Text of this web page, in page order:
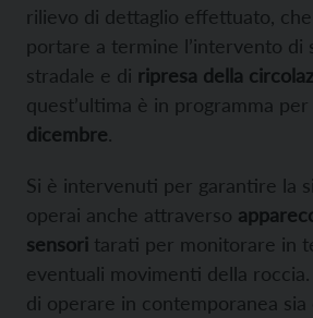
rilievo di dettaglio effettuato,
portare a termine l’intervento di
stradale e di ripresa della
quest’ultima è in programma per
dicembre.
Si è intervenuti per garantire la
operai anche attraverso
sensori tarati per monitorare in
eventuali movimenti della
di operare in contemporanea